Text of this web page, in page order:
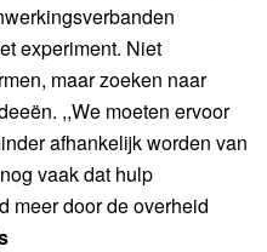
experiment. Niet
maar zoeken naar
,,We moeten ervoor
afhankelijk worden van
vaak dat hulp
meer door de overheid